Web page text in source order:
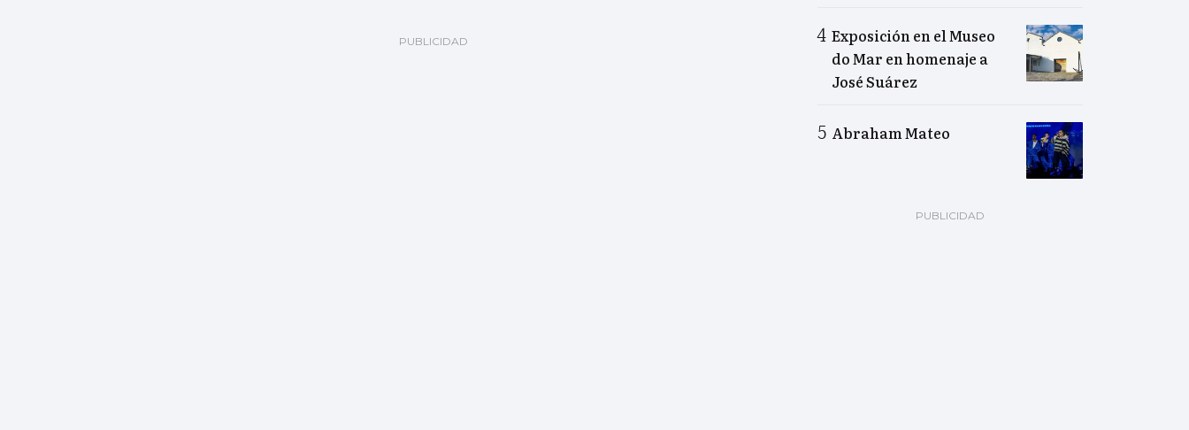
Exposición en el Museo
do Mar en homenaje a
José Suárez
Abraham Mateo